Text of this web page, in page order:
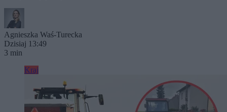
Agnieszka Waś-Turecka
Dzisiaj 13:49
3 min
Kraj